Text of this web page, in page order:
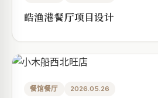
皓渔港餐厅项目设计
餐馆餐厅 2026.05.26